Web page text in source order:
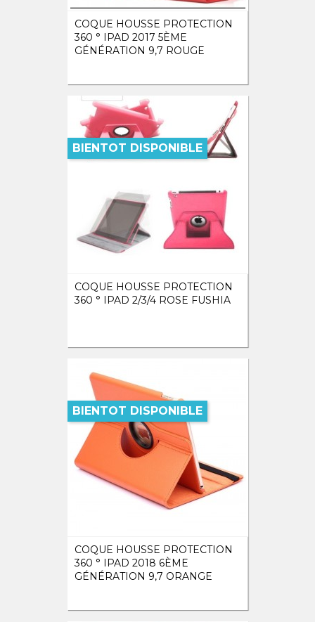
COQUE HOUSSE PROTECTION
360 ° IPAD 2017 5ÈME
GÉNÉRATION 9,7 ROUGE
COQUE HOUSSE PROTECTION
360 ° IPAD 2/3/4 ROSE FUSHIA
BIENTOT DISPONIBLE
COQUE HOUSSE PROTECTION
360 ° IPAD 2018 6ÈME
GÉNÉRATION 9,7 ORANGE
BIENTOT DISPONIBLE